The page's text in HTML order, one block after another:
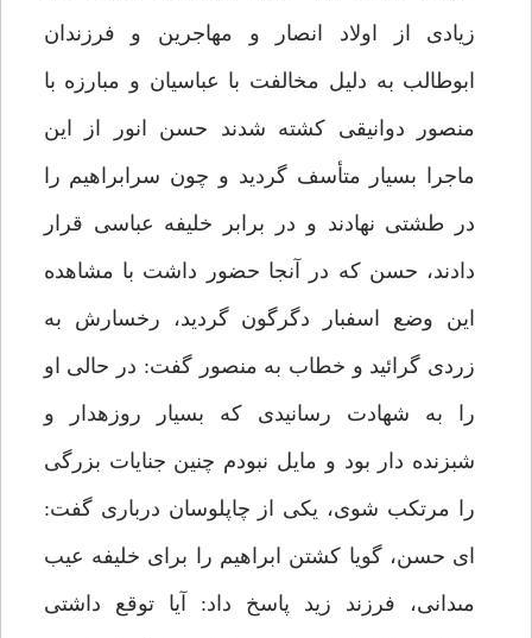
زيادى از اولاد انصار و مهاجرين و فرزندان
ابوطالب به دليل مخالفت با عباسيان و مبارزه با
منصور دوانيقى كشته شدند حسن انور از اين
ماجرا بسيار متأسف گرديد و چون سرابراهيم را
در طشتى نهادند و در برابر خليفه عباسى قرار
دادند، حسن كه در آنجا حضور داشت با مشاهده
اين وضع اسف‏بار دگرگون گرديد، رخسارش به
زردى گرائيد و خطاب به منصور گفت: در حالى او
را به شهادت رسانيدى كه بسيار روزه‏دار و
شب‏زنده دار بود و مايل نبودم چنين جنايات بزرگى
را مرتكب شوى، يكى از چاپلوسان دربارى گفت:
اى حسن، گويا كشتن ابراهيم را براى خليفه عيب
مى‏دانى، فرزند زيد پاسخ داد: آيا توقع داشتى